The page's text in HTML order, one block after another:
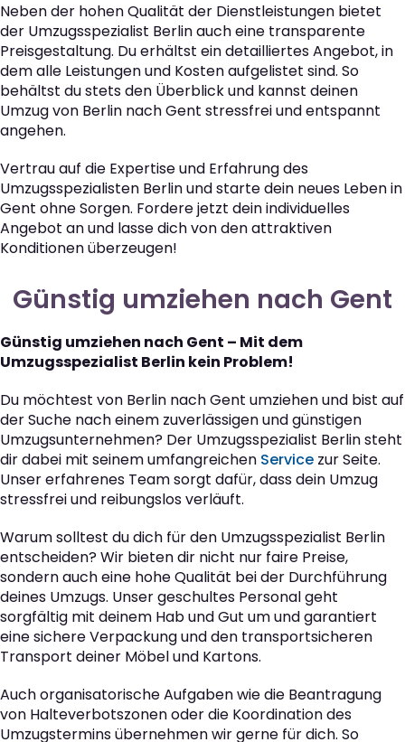
Neben der hohen Qualität der Dienstleistungen bietet
der Umzugsspezialist Berlin auch eine transparente
Preisgestaltung. Du erhältst ein detailliertes Angebot, in
dem alle Leistungen und Kosten aufgelistet sind. So
behältst du stets den Überblick und kannst deinen
Umzug von Berlin nach Gent stressfrei und entspannt
angehen.
Vertrau auf die Expertise und Erfahrung des
Umzugsspezialisten Berlin und starte dein neues Leben in
Gent ohne Sorgen. Fordere jetzt dein individuelles
Angebot an und lasse dich von den attraktiven
Konditionen überzeugen!
Günstig umziehen nach Gent
Günstig umziehen nach Gent – Mit dem
Umzugsspezialist Berlin kein Problem!
Du möchtest von Berlin nach Gent umziehen und bist auf
der Suche nach einem zuverlässigen und günstigen
Umzugsunternehmen? Der Umzugsspezialist Berlin steht
dir dabei mit seinem umfangreichen Service zur Seite.
Unser erfahrenes Team sorgt dafür, dass dein Umzug
stressfrei und reibungslos verläuft.
Warum solltest du dich für den Umzugsspezialist Berlin
entscheiden? Wir bieten dir nicht nur faire Preise,
sondern auch eine hohe Qualität bei der Durchführung
deines Umzugs. Unser geschultes Personal geht
sorgfältig mit deinem Hab und Gut um und garantiert
eine sichere Verpackung und den transportsicheren
Transport deiner Möbel und Kartons.
Auch organisatorische Aufgaben wie die Beantragung
von Halteverbotszonen oder die Koordination des
Umzugstermins übernehmen wir gerne für dich. So